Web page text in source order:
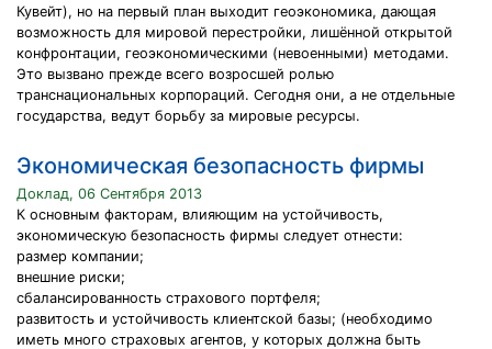
Кувейт), но на первый план выходит геоэкономика, дающая
возможность для мировой перестройки, лишённой открытой
конфронтации, геоэкономическими (невоенными) методами.
Это вызвано прежде всего возросшей ролью
транснациональных корпораций. Сегодня они, а не отдельные
государства, ведут борьбу за мировые ресурсы.
Экономическая безопасность фирмы
Доклад, 06 Сентября 2013
К основным факторам, влияющим на устойчивость,
экономическую безопасность фирмы следует отнести:
размер компании;
внешние риски;
сбалансированность страхового портфеля;
развитость и устойчивость клиентской базы; (необходимо
иметь много страховых агентов, у которых должна быть